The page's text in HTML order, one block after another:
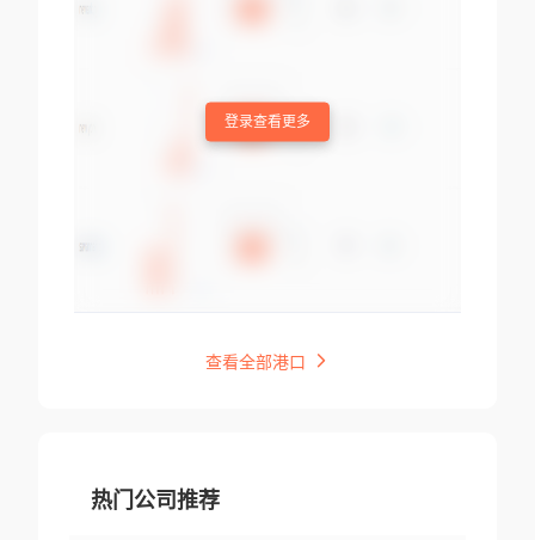
登录查看更多
查看全部港口
热门公司推荐